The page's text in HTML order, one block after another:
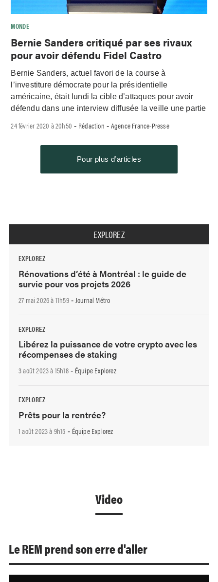
MONDE
Bernie Sanders critiqué par ses rivaux
pour avoir défendu Fidel Castro
Bernie Sanders, actuel favori de la course à
l’investiture démocrate pour la présidentielle
américaine, était lundi la cible d’attaques pour avoir
défendu dans une interview diffusée la veille une partie
24 février 2020 à 20h50 - Rédaction - Agence France-Presse
Pour plus d’articles
EXPLOREZ
EXPLOREZ
Rénovations d’été à Montréal : le guide de
survie pour vos projets 2026
27 mai 2026 à 11h59- Journal Métro
EXPLOREZ
Libérez la puissance de votre crypto avec les
récompenses de staking
3 août 2023 à 15h18- Équipe Explorez
EXPLOREZ
Prêts pour la rentrée?
1 août 2023 à 9h15 - Équipe Explorez
Video
Le REM prend son erre d'aller